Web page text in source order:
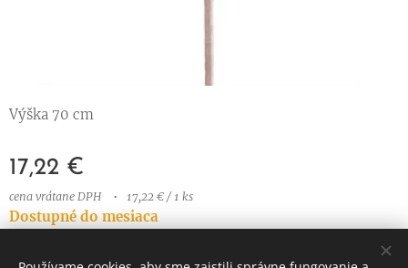
Výška 70 cm
17,22 €
cena vrátane DPH 17,22 € / 1 ks
Dostupné do mesiaca